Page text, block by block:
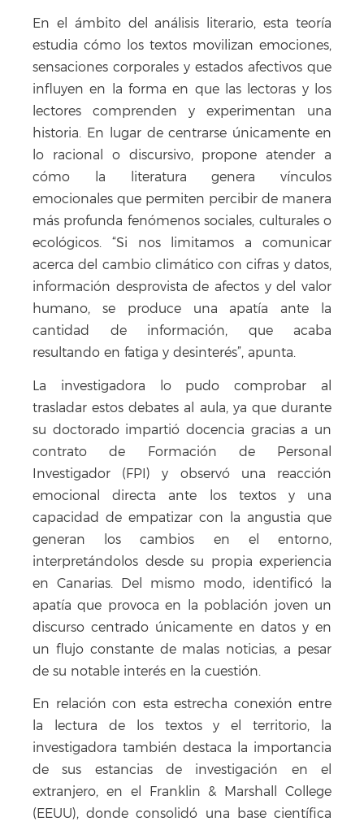
En el ámbito del análisis literario, esta teoría
estudia cómo los textos movilizan emociones,
sensaciones corporales y estados afectivos que
influyen en la forma en que las lectoras y los
lectores comprenden y experimentan una
historia. En lugar de centrarse únicamente en
lo racional o discursivo, propone atender a
cómo la literatura genera vínculos
emocionales que permiten percibir de manera
más profunda fenómenos sociales, culturales o
ecológicos. “Si nos limitamos a comunicar
acerca del cambio climático con cifras y datos,
información desprovista de afectos y del valor
humano, se produce una apatía ante la
cantidad de información, que acaba
resultando en fatiga y desinterés”, apunta.
La investigadora lo pudo comprobar al
trasladar estos debates al aula, ya que durante
su doctorado impartió docencia gracias a un
contrato de Formación de Personal
Investigador (FPI) y observó una reacción
emocional directa ante los textos y una
capacidad de empatizar con la angustia que
generan los cambios en el entorno,
interpretándolos desde su propia experiencia
en Canarias. Del mismo modo, identificó la
apatía que provoca en la población joven un
discurso centrado únicamente en datos y en
un flujo constante de malas noticias, a pesar
de su notable interés en la cuestión.
En relación con esta estrecha conexión entre
la lectura de los textos y el territorio, la
investigadora también destaca la importancia
de sus estancias de investigación en el
extranjero, en el Franklin & Marshall College
(EEUU), donde consolidó una base científica